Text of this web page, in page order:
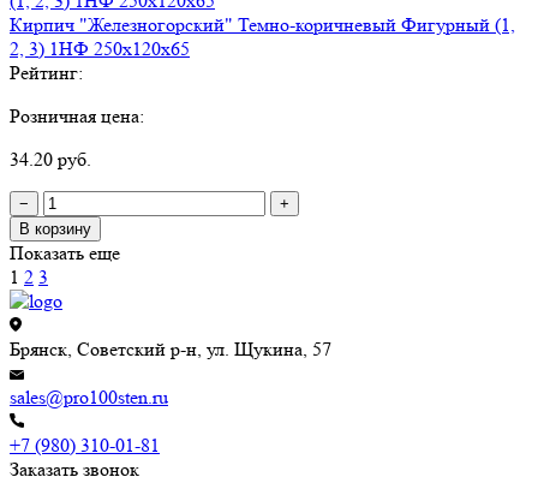
Кирпич "Железногорский" Темно-коричневый Фигурный (1,
2, 3) 1НФ 250х120х65
Рейтинг:
Розничная цена:
34.20 руб.
−
+
В корзину
Показать еще
1 2 3
Брянск, Советский р-н, ул. Щукина, 57
sales@pro100sten.ru
+7 (980) 310-01-81
Заказать звонок